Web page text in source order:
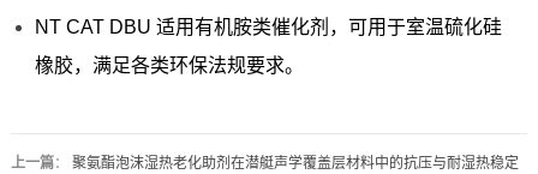
NT CAT DBU 适用有机胺类催化剂，可用于室温硫化硅
橡胶，满足各类环保法规要求。
上一篇： 聚氨酯泡沫湿热老化助剂在潜艇声学覆盖层材料中的抗压与耐湿热稳定